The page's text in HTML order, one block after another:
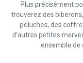
Plus précisément
trouverez des
peluches, des
d’autres petites
ensemble de